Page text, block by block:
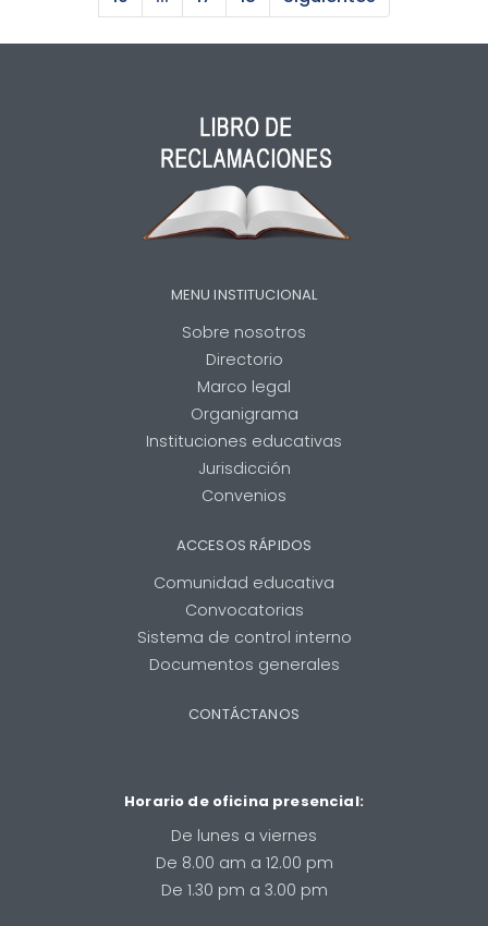
MENU INSTITUCIONAL
Sobre nosotros
Directorio
Marco legal
Organigrama
Instituciones educativas
Jurisdicción
Convenios
ACCESOS RÁPIDOS
Comunidad educativa
Convocatorias
Sistema de control interno
Documentos generales
CONTÁCTANOS
Horario de oficina presencial:
De lunes a viernes
De 8.00 am a 12.00 pm
De 1.30 pm a 3.00 pm